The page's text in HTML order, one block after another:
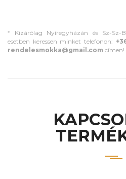
* Kizárólag Nyíregyházán és Sz-Sz-
esetben keressen minket telefonon:
rendelesmokka@gmail.com címen!